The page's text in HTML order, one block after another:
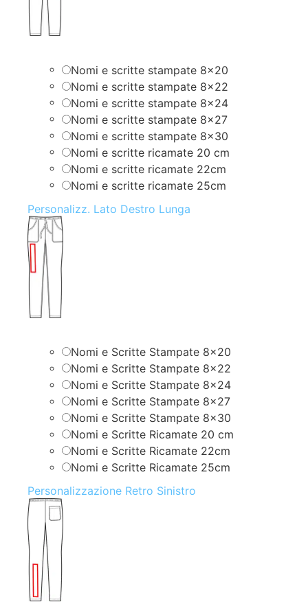
Nomi e scritte stampate 8×20
Nomi e scritte stampate 8×22
Nomi e scritte stampate 8×24
Nomi e scritte stampate 8×27
Nomi e scritte stampate 8×30
Nomi e scritte ricamate 20 cm
Nomi e scritte ricamate 22cm
Nomi e scritte ricamate 25cm
Personalizz. Lato Destro Lunga
Nomi e Scritte Stampate 8×20
Nomi e Scritte Stampate 8×22
Nomi e Scritte Stampate 8×24
Nomi e Scritte Stampate 8×27
Nomi e Scritte Stampate 8×30
Nomi e Scritte Ricamate 20 cm
Nomi e Scritte Ricamate 22cm
Nomi e Scritte Ricamate 25cm
Personalizzazione Retro Sinistro